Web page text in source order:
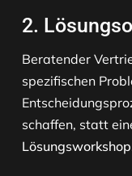
2.
Beratender
spezifischen
schaffen, statt